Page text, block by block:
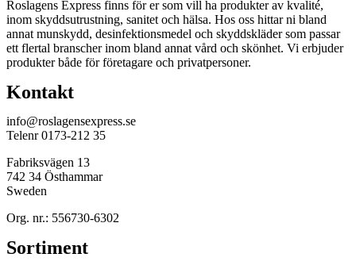
Roslagens Express finns för er som vill ha produkter av kvalité,
inom skyddsutrustning, sanitet och hälsa. Hos oss hittar ni bland
annat munskydd, desinfektionsmedel och skyddskläder som passar
ett flertal branscher inom bland annat vård och skönhet. Vi erbjuder
produkter både för företagare och privatpersoner.
Kontakt
info@roslagensexpress.se
Telenr 0173-212 35
Fabriksvägen 13
742 34 Östhammar
Sweden
Org. nr.: 556730-6302
Sortiment